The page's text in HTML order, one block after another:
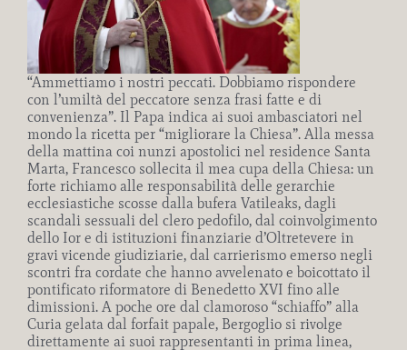
“Ammettiamo i nostri peccati. Dobbiamo rispondere
con l’umiltà del peccatore senza frasi fatte e di
convenienza”. Il Papa indica ai suoi ambasciatori nel
mondo la ricetta per “migliorare la Chiesa”. Alla messa
della mattina coi nunzi apostolici nel residence Santa
Marta, Francesco sollecita il mea cupa della Chiesa: un
forte richiamo alle responsabilità delle gerarchie
ecclesiastiche scosse dalla bufera Vatileaks, dagli
scandali sessuali del clero pedofilo, dal coinvolgimento
dello Ior e di istituzioni finanziarie d’Oltretevere in
gravi vicende giudiziarie, dal carrierismo emerso negli
scontri fra cordate che hanno avvelenato e boicottato il
pontificato riformatore di Benedetto XVI fino alle
dimissioni. A poche ore dal clamoroso “schiaffo” alla
Curia gelata dal forfait papale, Bergoglio si rivolge
direttamente ai suoi rappresentanti in prima linea,